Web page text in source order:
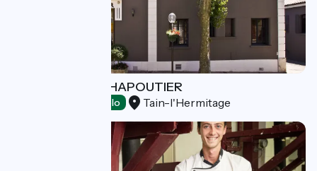
Wine cellar M. CHAPOUTIER
Accueil Vélo Tain-l'Hermitage